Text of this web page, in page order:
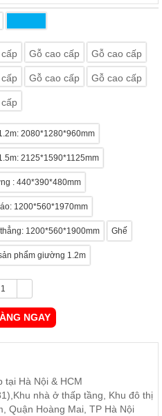
Gỗ cao cấp Gỗ cao cấp
Gỗ cao cấp Gỗ cao cấp
2080*1280*960mm
2125*1590*1125mm
: 440*390*480mm
1200*560*1970mm
1200*560*1900mm Ghế
phẩm giường 1.2m
NGAY
tại Hà Nội & HCM
nhà ở thấp tầng, Khu đô thị
Quận Hoàng Mai, TP Hà Nội